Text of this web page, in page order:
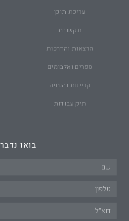
עריכת תוכן
תקשורת
הרצאות והדרכות
ספרים ואלבומים
קריינות והנחיה
תיק עבודות
בואו נדבר